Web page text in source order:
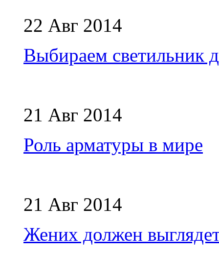
22 Авг 2014
Выбираем светильник
21 Авг 2014
Роль арматуры в мире
21 Авг 2014
Жених должен